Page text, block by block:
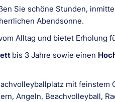
Sie schöne Stunden,
Abendsonne.
Alltag und bietet
bis 3 Jahre sowie einen
mit
Angeln, Beachvolleyball,